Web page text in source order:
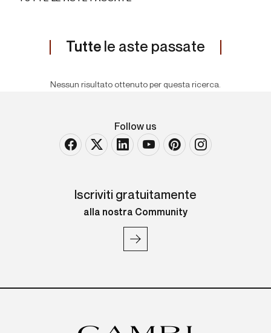
Tutte le aste passate
Nessun risultato ottenuto per questa ricerca.
Follow us
Iscriviti gratuitamente
alla nostra Community